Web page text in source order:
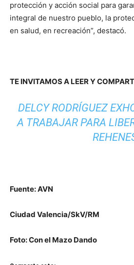
protección y acción social para
integral de nuestro pueblo, la
en salud, en recreación”, destacó.
TE INVITAMOS A LEER Y
DELCY RODRÍGUEZ
A TRABAJAR PARA
Fuente: AVN
Ciudad Valencia/SkV/RM
Foto: Con el Mazo Dando